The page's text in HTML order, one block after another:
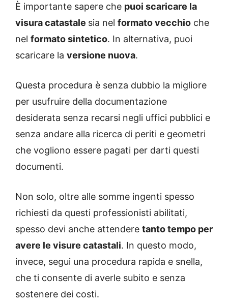
È importante sapere che puoi scaricare la
visura catastale sia nel formato vecchio che
nel formato sintetico. In alternativa, puoi
scaricare la versione nuova.
Questa procedura è senza dubbio la migliore
per usufruire della documentazione
desiderata senza recarsi negli uffici pubblici e
senza andare alla ricerca di periti e geometri
che vogliono essere pagati per darti questi
documenti.
Non solo, oltre alle somme ingenti spesso
richiesti da questi professionisti abilitati,
spesso devi anche attendere tanto tempo per
avere le visure catastali. In questo modo,
invece, segui una procedura rapida e snella,
che ti consente di averle subito e senza
sostenere dei costi.